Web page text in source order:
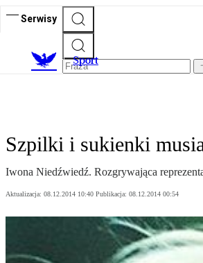
Serwisy
Sport
Szpilki i sukienki
Iwona Niedźwiedź. Rozgrywająca
Aktualizacja: 08.12.2014 10:40 Publikacja: 08.12.2014 00:54